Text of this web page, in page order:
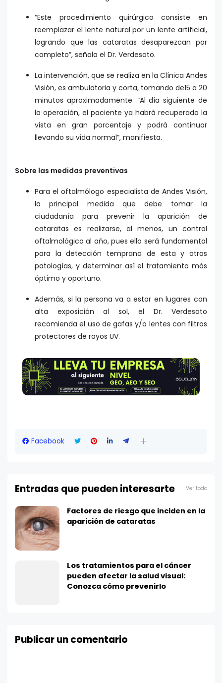
“Este procedimiento quirúrgico consiste en
reemplazar el lente natural por un lente artificial,
logrando que las cataratas desaparezcan por
completo”, señala el Dr. Verdesoto.
La intervención, que se realiza en la Clínica Andes
Visión, es ambulatoria y corta, tomando de15 a 20
minutos aproximadamente. “Al día siguiente de
la operación, el paciente ya habrá recuperado la
vista en gran porcentaje y podrá continuar
llevando su vida normal”, manifiesta.
Sobre las medidas preventivas
Para el oftalmólogo especialista de Andes Visión,
la principal medida que debe tomar la
ciudadanía para prevenir la aparición de
cataratas es realizarse, al menos, un control
oftalmológico al año, pues ello será fundamental
para la detección temprana de esta y otras
patologías, y determinar así el tratamiento más
óptimo y oportuno.
Además, si la persona va a estar en lugares con
alta exposición al sol, el Dr. Verdesoto
recomienda el uso de gafas y/o lentes con filtros
protectores de rayos UV.
Facebook
Entradas que pueden interesarte Ver todo
Factores de riesgo que inciden en la
aparición de cataratas
Los tratamientos para el cáncer
pueden afectar la salud visual:
Conozca cómo prevenirlo
Publicar un comentario